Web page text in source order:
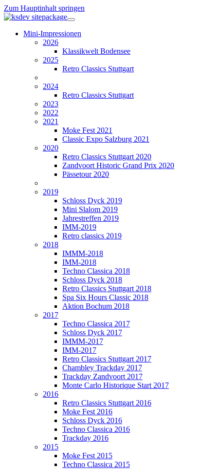
Zum Hauptinhalt springen
Mini-Impressionen
2026
Klassikwelt Bodensee
2025
Retro Classics Stuttgart
2024
Retro Classics Stuttgart
2023
2022
2021
Moke Fest 2021
Classic Expo Salzburg 2021
2020
Retro Classics Stuttgart 2020
Zandvoort Historic Grand Prix 2020
Pässetour 2020
2019
Schloss Dyck 2019
Mini Slalom 2019
Jahrestreffen 2019
IMM-2019
Retro classics 2019
2018
IMMM-2018
IMM-2018
Techno Classica 2018
Schloss Dyck 2018
Retro Classics Stuttgart 2018
Spa Six Hours Classic 2018
Aktion Bochum 2018
2017
Techno Classica 2017
Schloss Dyck 2017
IMMM-2017
IMM-2017
Retro Classics Stuttgart 2017
Chambley Trackday 2017
Trackday Zandvoort 2017
Monte Carlo Historique Start 2017
2016
Retro Classics Stuttgart 2016
Moke Fest 2016
Schloss Dyck 2016
Techno Classica 2016
Trackday 2016
2015
Moke Fest 2015
Techno Classica 2015